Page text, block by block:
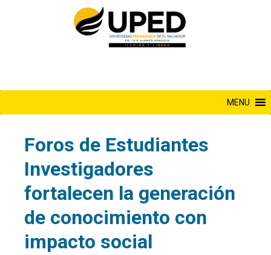
MENU
Foros de Estudiantes
Investigadores
fortalecen la generación
de conocimiento con
impacto social